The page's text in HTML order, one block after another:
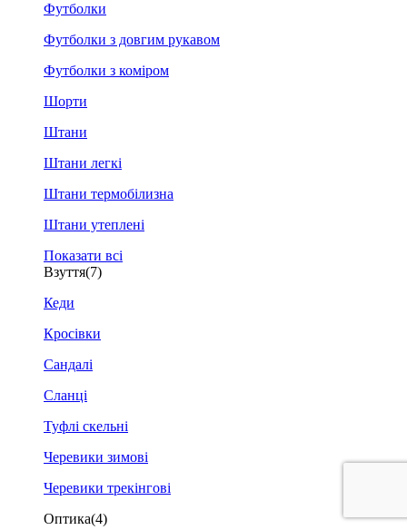
Футболки
Футболки з довгим рукавом
Футболки з коміром
Шорти
Штани
Штани легкі
Штани термобілизна
Штани утеплені
Показати всі
Взуття(7)
Кеди
Кросівки
Сандалі
Сланці
Туфлі скельні
Черевики зимові
Черевики трекінгові
Оптика(4)